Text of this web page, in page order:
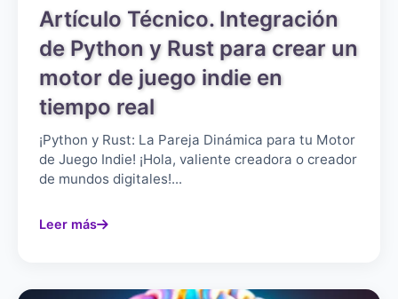
Artículo Técnico. Integración
de Python y Rust para crear un
motor de juego indie en
tiempo real
¡Python y Rust: La Pareja Dinámica para tu Motor
de Juego Indie! ¡Hola, valiente creadora o creador
de mundos digitales!...
Leer más